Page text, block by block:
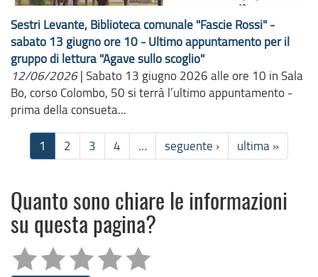
Sestri Levante, Biblioteca comunale "Fascie Rossi" -
sabato 13 giugno ore 10 - Ultimo appuntamento per il
gruppo di lettura "Agave sullo scoglio"
12/06/2026 | Sabato 13 giugno 2026 alle ore 10 in Sala
Bo, corso Colombo, 50 si terrà l’ultimo appuntamento -
prima della consueta...
1 2 3 4 … seguente › ultima »
Quanto sono chiare le informazioni
su questa pagina?